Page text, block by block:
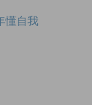
懂自我